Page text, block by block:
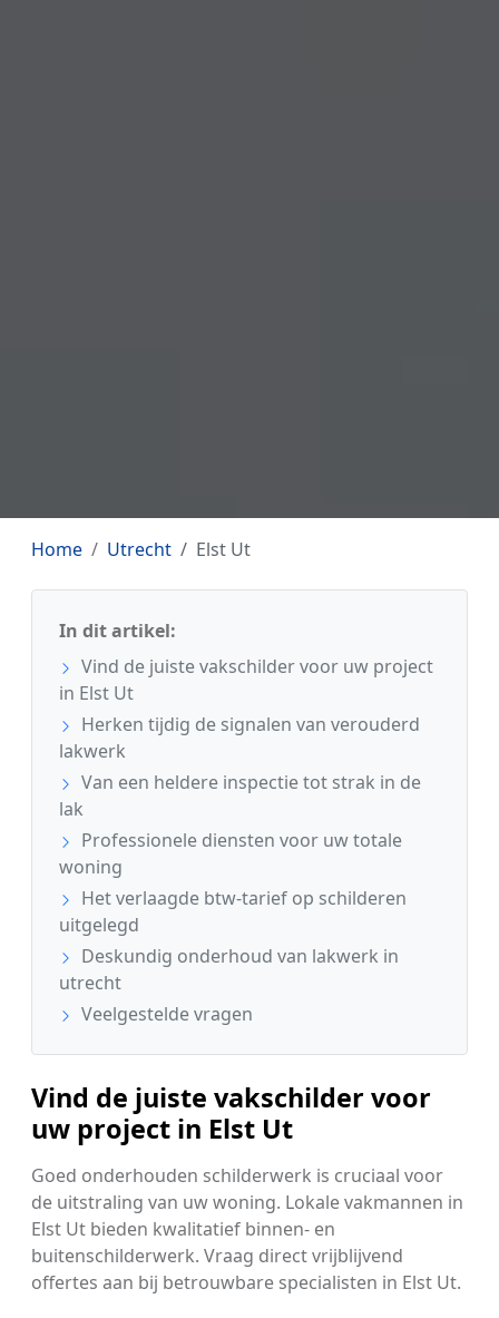
Home Utrecht Elst Ut
In dit artikel:
Vind de juiste vakschilder voor uw project
in Elst Ut
Herken tijdig de signalen van verouderd
lakwerk
Van een heldere inspectie tot strak in de
lak
Professionele diensten voor uw totale
woning
Het verlaagde btw-tarief op schilderen
uitgelegd
Deskundig onderhoud van lakwerk in
utrecht
Veelgestelde vragen
Vind de juiste vakschilder voor
uw project in Elst Ut
Goed onderhouden schilderwerk is cruciaal voor
de uitstraling van uw woning. Lokale vakmannen in
Elst Ut bieden kwalitatief binnen- en
buitenschilderwerk. Vraag direct vrijblijvend
offertes aan bij betrouwbare specialisten in Elst Ut.